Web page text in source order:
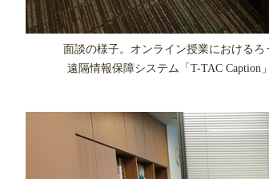
面談の様子。オンライン授業におけるろ
遠隔情報保障システム「T-TAC